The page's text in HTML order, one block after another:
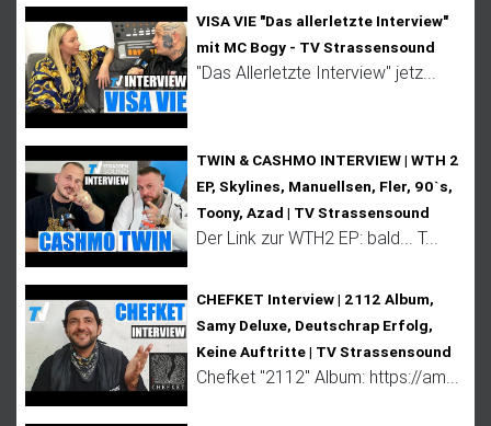
VISA VIE "Das allerletzte Interview"
mit MC Bogy - TV Strassensound
"Das Allerletzte Interview" jetz...
TWIN & CASHMO INTERVIEW | WTH 2
EP, Skylines, Manuellsen, Fler, 90`s,
Toony, Azad | TV Strassensound
Der Link zur WTH2 EP: bald... T...
CHEFKET Interview | 2112 Album,
Samy Deluxe, Deutschrap Erfolg,
Keine Auftritte | TV Strassensound
Chefket "2112" Album: https://am...